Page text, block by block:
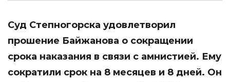
Суд Степногорска удовлетворил
прошение Байжанова о сокращении
срока наказания в связи с амнистией. Ему
сократили срок на 8 месяцев и 8 дней. Он